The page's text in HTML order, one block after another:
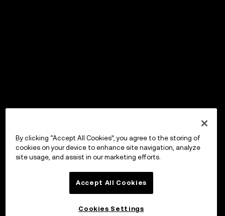
By clicking “Accept All Cookies”, you agree to the storing of
cookies on your device to enhance site navigation, analyze
site usage, and assist in our marketing efforts.
Accept All Cookies
Cookies Settings